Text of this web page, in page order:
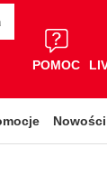
POMOC
Nowości